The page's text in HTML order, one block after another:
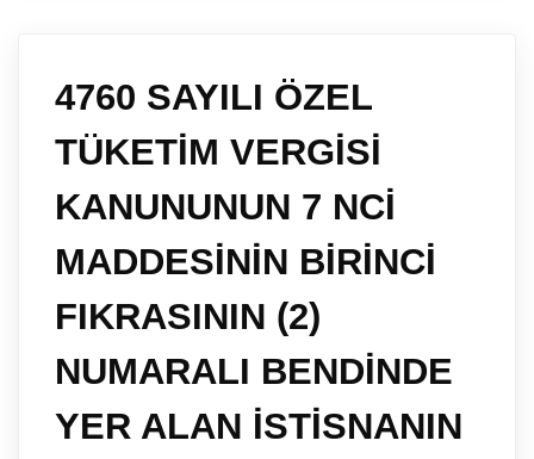
4760 SAYILI ÖZEL
TÜKETİM VERGİSİ
KANUNUNUN 7 NCİ
MADDESİNİN BİRİNCİ
FIKRASININ (2)
NUMARALI BENDİNDE
YER ALAN İSTİSNANIN